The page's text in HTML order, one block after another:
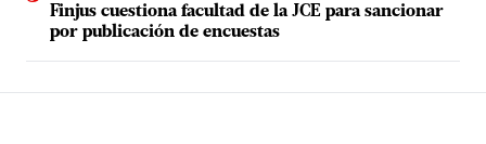
Finjus cuestiona facultad de la JCE para sancionar
por publicación de encuestas